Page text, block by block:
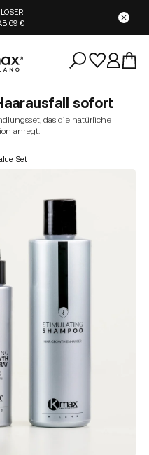
69 €
sofort
das die natürliche
anregt.
Set